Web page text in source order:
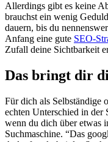
Allerdings gibt es keine
brauchst ein wenig
dauern, bis du
Anfang eine gute SEO-
Zufall deine Sichtbarkeit
Das bringt dir
Für dich als Selbständige
echten Unterschied in der
wenn du dich über etwas
Suchmaschine. “Das